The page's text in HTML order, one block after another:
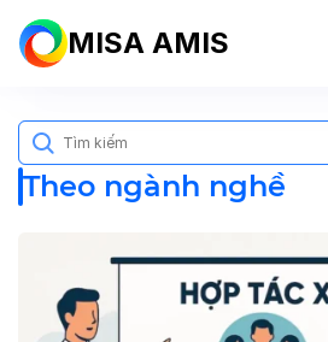
MISA AMIS
Theo ngành nghề
Search
for: